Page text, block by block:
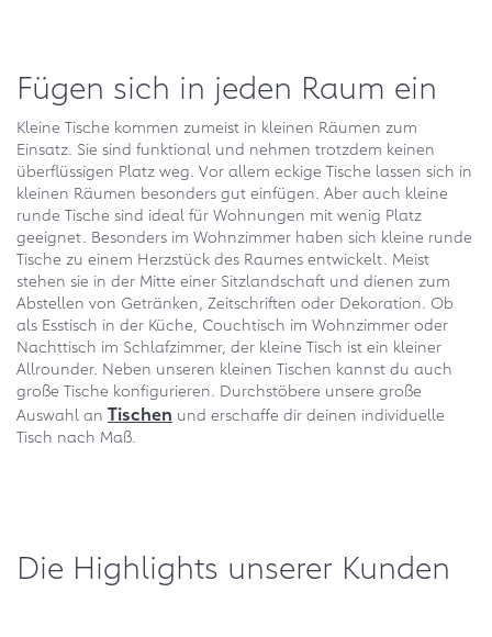
Fügen sich in jeden Raum ein
Kleine Tische kommen zumeist in kleinen Räumen zum
Einsatz. Sie sind funktional und nehmen trotzdem keinen
überflüssigen Platz weg. Vor allem eckige Tische lassen sich in
kleinen Räumen besonders gut einfügen. Aber auch kleine
runde Tische sind ideal für Wohnungen mit wenig Platz
geeignet. Besonders im Wohnzimmer haben sich kleine runde
Tische zu einem Herzstück des Raumes entwickelt. Meist
stehen sie in der Mitte einer Sitzlandschaft und dienen zum
Abstellen von Getränken, Zeitschriften oder Dekoration. Ob
als Esstisch in der Küche, Couchtisch im Wohnzimmer oder
Nachttisch im Schlafzimmer, der kleine Tisch ist ein kleiner
Allrounder. Neben unseren kleinen Tischen kannst du auch
große Tische konfigurieren. Durchstöbere unsere große
Auswahl an Tischen und erschaffe dir deinen individuelle
Tisch nach Maß.
Die Highlights unserer Kunden